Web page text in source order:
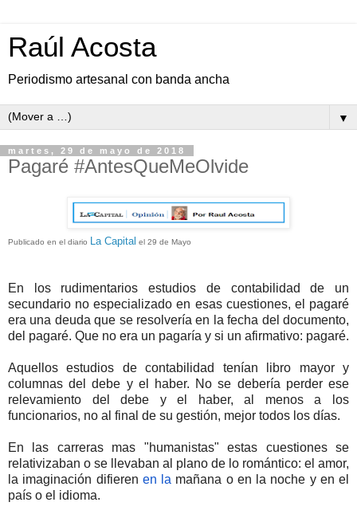
Raúl Acosta
Periodismo artesanal con banda ancha
▼
martes, 29 de mayo de 2018
Pagaré #AntesQueMeOlvide
Publicado en el diario La Capital el 29 de Mayo
En los rudimentarios estudios de contabilidad de un
secundario no especializado en esas cuestiones, el pagaré
era una deuda que se resolvería en la fecha del documento,
del pagaré. Que no era un pagaría y si un afirmativo: pagaré.
Aquellos estudios de contabilidad tenían libro mayor y
columnas del debe y el haber. No se debería perder ese
relevamiento del debe y el haber, al menos a los
funcionarios, no al final de su gestión, mejor todos los días.
En las carreras mas "humanistas" estas cuestiones se
relativizaban o se llevaban al plano de lo romántico: el amor,
la imaginación difieren en la mañana o en la noche y en el
país o el idioma.